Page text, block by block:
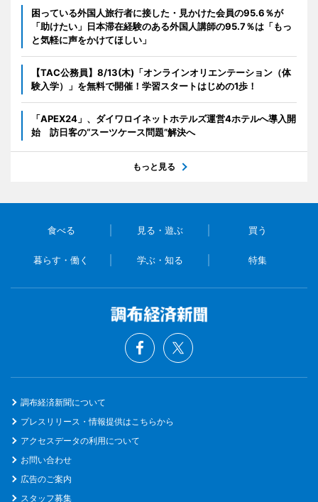
困っている外国人旅行者に接した・見かけた会員の95.6％が
「助けたい」日本滞在経験のある外国人講師の95.7％は「もっ
と気軽に声をかけてほしい」
【TAC公務員】8/13(木)「オンラインオリエンテーション（体
験入学）」を無料で開催！学習スタートはじめの1歩！
「APEX24」、ダイワロイネットホテルズ運営4ホテルへ導入開
始 訪日客の“スーツケース問題”解決へ
もっと見る
食べる 見る・遊ぶ 買う
暮らす・働く 学ぶ・知る 特集
調布経済新聞について
プレスリリース・情報提供はこちらから
アクセスデータの利用について
お問い合わせ
広告のご案内
スタッフ募集